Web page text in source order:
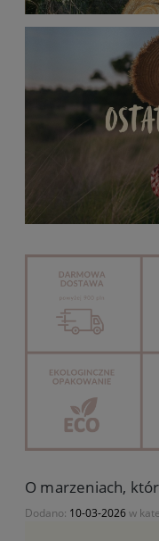
O marzeniach,
Dodano: 10-03-2026w